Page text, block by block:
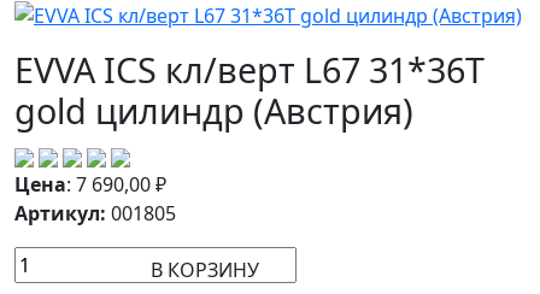
EVVA ICS кл/верт L67 31*36Т
gold цилиндр (Австрия)
Цена: 7 690,00₽
Артикул: 001805
В КОРЗИНУ